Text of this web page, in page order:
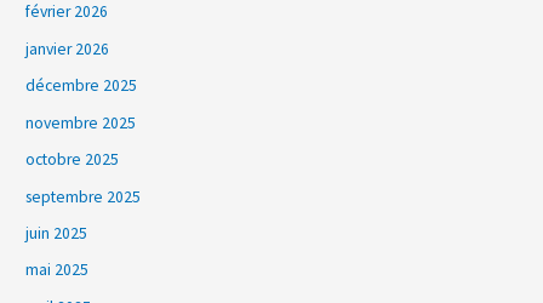
février 2026
janvier 2026
décembre 2025
novembre 2025
octobre 2025
septembre 2025
juin 2025
mai 2025